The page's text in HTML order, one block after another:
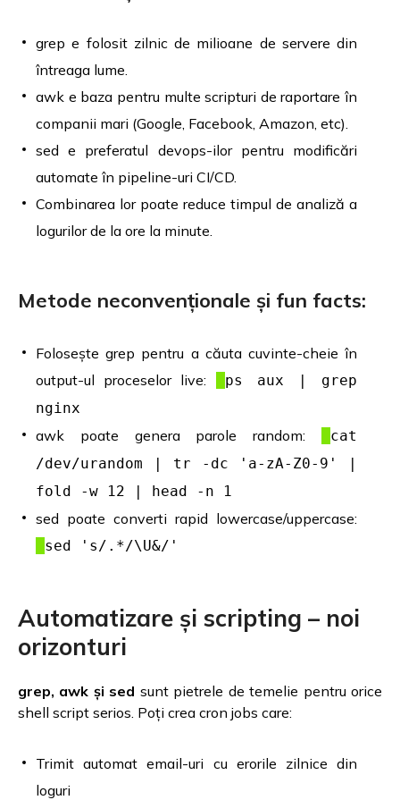
grep e folosit zilnic de milioane de servere din
întreaga lume.
awk e baza pentru multe scripturi de raportare în
companii mari (Google, Facebook, Amazon, etc).
sed e preferatul devops-ilor pentru modificări
automate în pipeline-uri CI/CD.
Combinarea lor poate reduce timpul de analiză a
logurilor de la ore la minute.
Metode neconvenționale și fun facts:
Folosește grep pentru a căuta cuvinte-cheie în
output-ul proceselor live:
ps aux | grep
nginx
awk poate genera parole random:
cat
/dev/urandom | tr -dc 'a-zA-Z0-9' |
fold -w 12 | head -n 1
sed poate converti rapid lowercase/uppercase:
sed 's/.*/\U&/'
Automatizare și scripting – noi
orizonturi
grep, awk și sed sunt pietrele de temelie pentru orice
shell script serios. Poți crea cron jobs care:
Trimit automat email-uri cu erorile zilnice din
loguri